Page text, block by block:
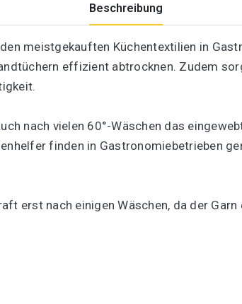
Beschreibung
meistgekauften Küchentextilien in
effizient abtrocknen. Zudem
nach vielen 60°-Wäschen das
finden in Gastronomiebetrieben
erst nach einigen Wäschen, da der